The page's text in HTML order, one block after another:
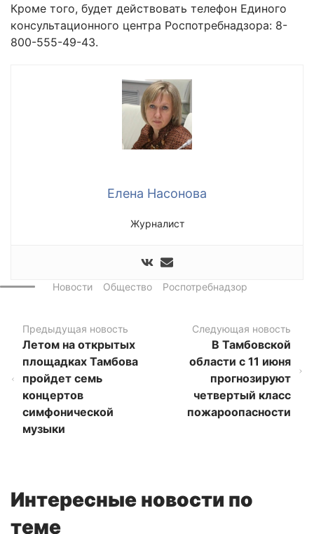
Кроме того, будет действовать телефон Единого
консультационного центра Роспотребнадзора: 8-
800-555-49-43.
Елена Насонова
Журналист
Новости Общество Роспотребнадзор
Предыдущая новость
Летом на открытых
площадках Тамбова
пройдет семь
концертов
симфонической
музыки
Следующая новость
В Тамбовской
области с 11 июня
прогнозируют
четвертый класс
пожароопасности
Интересные новости по
теме